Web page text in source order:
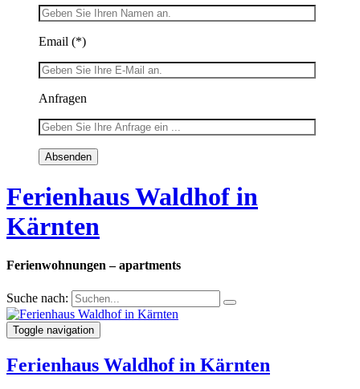
Email (*)
Anfragen
Ferienhaus Waldhof in
Kärnten
Ferienwohnungen – apartments
Suche nach:
Toggle navigation
Ferienhaus Waldhof in Kärnten